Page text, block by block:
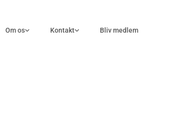
Om os Kontakt Bliv medlem